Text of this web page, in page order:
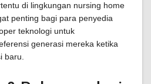
di lingkungan nursing home
penting bagi para penyedia
teknologi untuk
generasi mereka ketika
baru.